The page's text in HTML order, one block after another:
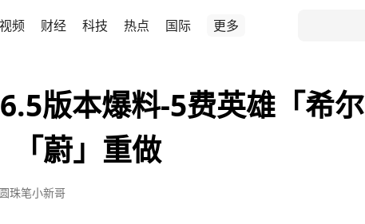
视频 财经 科技 热点 国际 更多
版本爆料-5费英雄「希尔
「蔚」重做
圆珠笔小新哥